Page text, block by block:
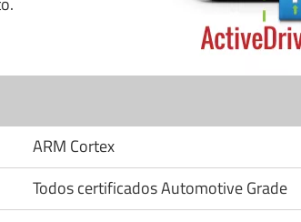
ARM Cortex
Todos certificados Automotive Grade